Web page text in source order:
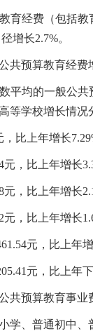
经费（包括教
增长2.7%。
预算教育经费
均的一般公共
等学校增长情况
上年增长
比上年增长
比上年增长
比上年增长
元，比上年增
元，比上年下
预算教育事业
、普通初中、